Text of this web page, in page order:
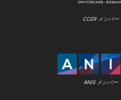
CCER メンバー
ANIS メンバー